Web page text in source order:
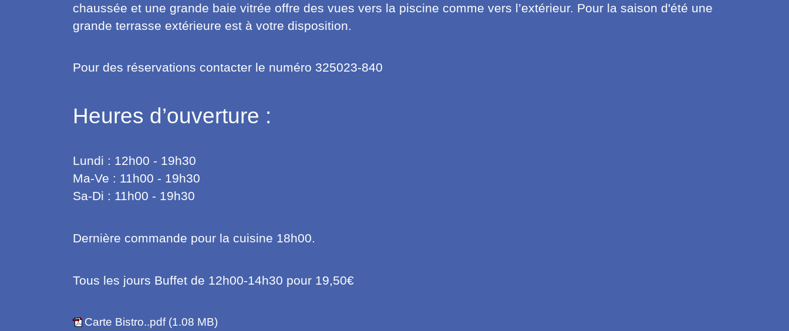
chaussée et une grande baie vitrée offre des vues vers la piscine comme vers l’extérieur. Pour la saison d'été une
grande terrasse extérieure est à votre disposition.
Pour des réservations contacter le numéro 325023-840
Heures d’ouverture :
Lundi : 12h00 - 19h30
Ma-Ve : 11h00 - 19h30
Sa-Di : 11h00 - 19h30
Dernière commande pour la cuisine 18h00.
Tous les jours Buffet de 12h00-14h30 pour 19,50€
Carte Bistro..pdf (1.08 MB)